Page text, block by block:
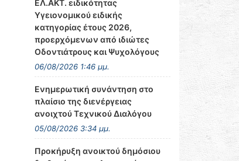
ΕΛ.ΑΚΤ. ειδικότητας
Υγειονομικού ειδικής
κατηγορίας έτους 2026,
προερχόμενων από ιδιώτες
Οδοντιάτρους και Ψυχολόγους
06/08/2026 1:46 μμ.
Ενημερωτική συνάντηση στο
πλαίσιο της διενέργειας
ανοιχτού Τεχνικού Διαλόγου
05/08/2026 3:34 μμ.
Προκήρυξη ανοικτού δημόσιου